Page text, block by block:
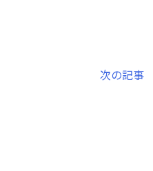
次の記事